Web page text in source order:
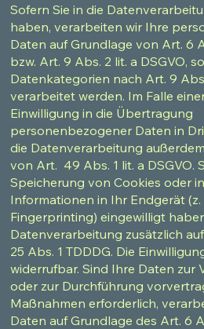
Sofern Sie in die
haben, verarbeiten wir Ihre
Daten auf Grundlage von Art. 6
bzw. Art. 9 Abs. 2 lit. a DSGVO,
Datenkategorien nach Art. 9
verarbeitet werden. Im Falle
Einwilligung in die Übertragung
personenbezogener Daten in
die Datenverarbeitung
von Art. 49 Abs. 1 lit. a DSGVO.
Speicherung von Cookies oder
Informationen in Ihr Endgerät (z.
Fingerprinting) eingewilligt
Datenverarbeitung zusätzlich
25 Abs. 1 TDDDG. Die
widerrufbar. Sind Ihre Daten zur
oder zur Durchführung
Maßnahmen erforderlich,
Daten auf Grundlage des Art. 6